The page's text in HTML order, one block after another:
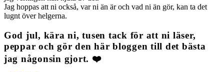
Jag hoppas att ni också, var ni än är och vad ni än gör, kan ta det
lugnt över helgerna.
God jul, kära ni, tusen tack för att ni läser,
peppar och gör den här bloggen till det bästa
jag någonsin gjort. ❤️